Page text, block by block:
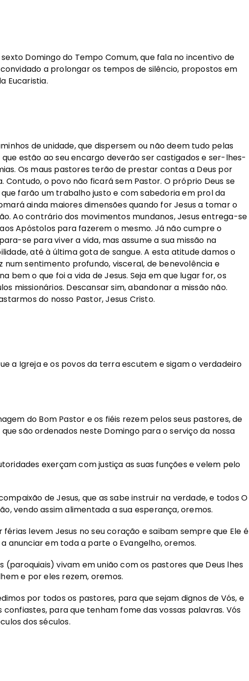
Domingo do Tempo Comum, que fala no incentivo de
a prolongar os tempos de silêncio, propostos em
Eucaristia.
de unidade, que dispersem ou não deem tudo pelas
que estão ao seu encargo deverão ser castigados e ser-lhes-
Os maus pastores terão de prestar contas a Deus por
Contudo, o povo não ficará sem Pastor. O próprio Deus se
farão um trabalho justo e com sabedoria em prol da
ainda maiores dimensões quando for Jesus a tomar o
Ao contrário dos movimentos mundanos, Jesus entrega-se
Apóstolos para fazerem o mesmo. Já não cumpre o
se para viver a vida, mas assume a sua missão na
até à última gota de sangue. A esta atitude damos o
num sentimento profundo, visceral, de benevolência e
bem o que foi a vida de Jesus. Seja em que lugar for, os
missionários. Descansar sim, abandonar a missão não.
do nosso Pastor, Jesus Cristo.
a Igreja e os povos da terra escutem e sigam o verdadeiro
do Bom Pastor e os fiéis rezem pelos seus pastores, de
são ordenados neste Domingo para o serviço da nossa
exerçam com justiça as suas funções e velem pelo
de Jesus, que as sabe instruir na verdade, e todos O
vendo assim alimentada a sua esperança, oremos.
férias levem Jesus no seu coração e saibam sempre que Ele é
anunciar em toda a parte o Evangelho, oremos.
(paroquiais) vivam em união com os pastores que Deus lhes
e por eles rezem, oremos.
por todos os pastores, para que sejam dignos de Vós, e
para que tenham fome das vossas palavras. Vós
dos séculos.